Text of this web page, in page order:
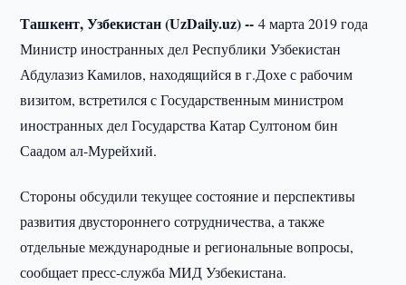
Ташкент, Узбекистан (UzDaily.uz) --4 марта 2019 года
Министр иностранных дел Республики Узбекистан
Абдулазиз Камилов, находящийся в г.Дохе с рабочим
визитом, встретился с Государственным министром
иностранных дел Государства Катар Султоном бин
Саадом ал-Мурейхий.
Стороны обсудили текущее состояние и перспективы
развития двустороннего сотрудничества, а также
отдельные международные и региональные вопросы,
сообщает пресс-служба МИД Узбекистана.